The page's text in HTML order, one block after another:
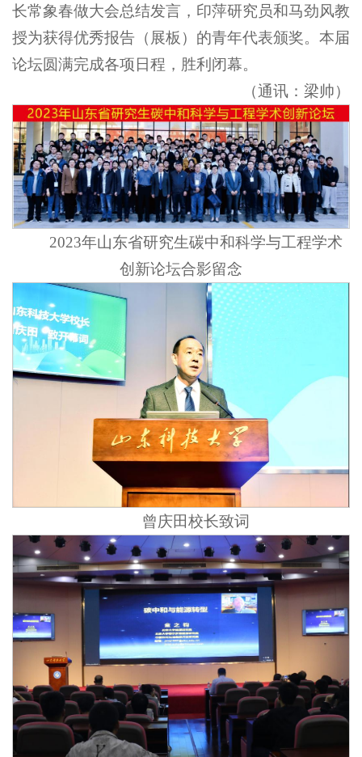
长常象春做大会总结发言，印萍研究员和马劲风教
授为获得优秀报告（展板）的青年代表颁奖。本届
论坛圆满完成各项日程，胜利闭幕。
（通讯：梁帅）
2023年山东省研究生碳中和科学与工程学术
创新论坛合影留念
曾庆田校长致词